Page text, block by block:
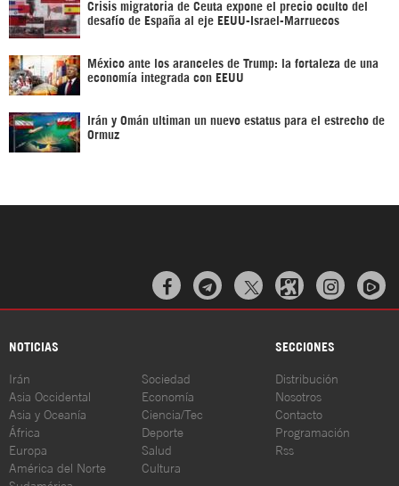
Crisis migratoria de Ceuta expone el precio oculto del
desafío de España al eje EEUU-Israel-Marruecos
México ante los aranceles de Trump: la fortaleza de una
economía integrada con EEUU
Irán y Omán ultiman un nuevo estatus para el estrecho de
Ormuz
  
NOTICIAS SECCIONES
Irán
Asia Occidental
Asia y Oceanía
África
Europa
América del Norte
Sudamérica
Sociedad
Economía
Ciencia/Tec
Deporte
Salud
Cultura
Distribución
Nosotros
Contacto
Programación
Rss